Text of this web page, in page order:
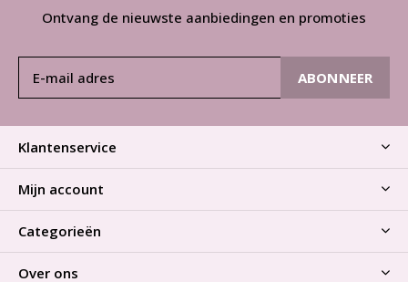
Ontvang de nieuwste aanbiedingen en promoties
ABONNEER
Klantenservice
Mijn account
Categorieën
Over ons